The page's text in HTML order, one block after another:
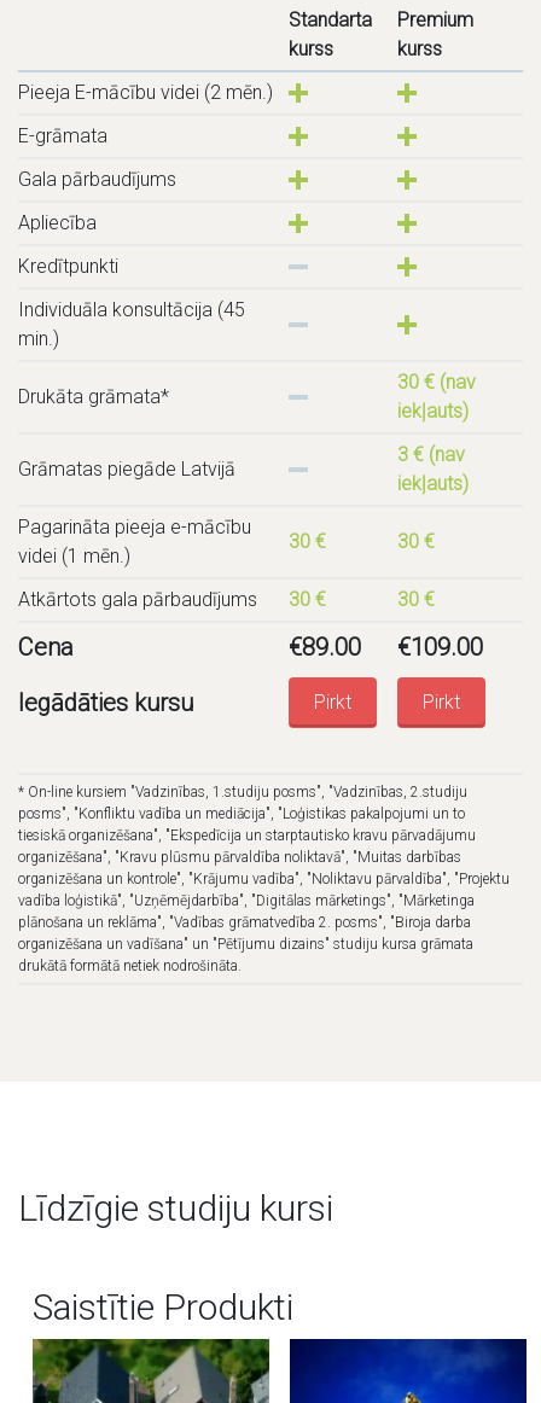
Standarta
kurss
Premium
kurss
Pieeja E-mācību videi (2 mēn.)
E-grāmata
Gala pārbaudījums
Apliecība
Kredītpunkti
Individuāla konsultācija (45
min.)
Drukāta grāmata*
30 € (nav
iekļauts)
Grāmatas piegāde Latvijā
3 € (nav
iekļauts)
Pagarināta pieeja e-mācību
videi (1 mēn.)
30 € 30 €
Atkārtots gala pārbaudījums 30 € 30 €
Cena €89.00 €109.00
Iegādāties kursu
Pirkt Pirkt
* On-line kursiem "Vadzinības, 1.studiju posms", "Vadzinības, 2.studiju
posms", "Konfliktu vadība un mediācija", "Loģistikas pakalpojumi un to
tiesiskā organizēšana", "Ekspedīcija un starptautisko kravu pārvadājumu
organizēšana", "Kravu plūsmu pārvaldība noliktavā", "Muitas darbības
organizēšana un kontrole", "Krājumu vadība", "Noliktavu pārvaldība", "Projektu
vadība loģistikā", "Uzņēmējdarbība", "Digitālas mārketings", "Mārketinga
plānošana un reklāma", "Vadības grāmatvedība 2. posms", "Biroja darba
organizēšana un vadīšana" un "Pētījumu dizains" studiju kursa grāmata
drukātā formātā netiek nodrošināta.
Līdzīgie studiju kursi
Saistītie Produkti